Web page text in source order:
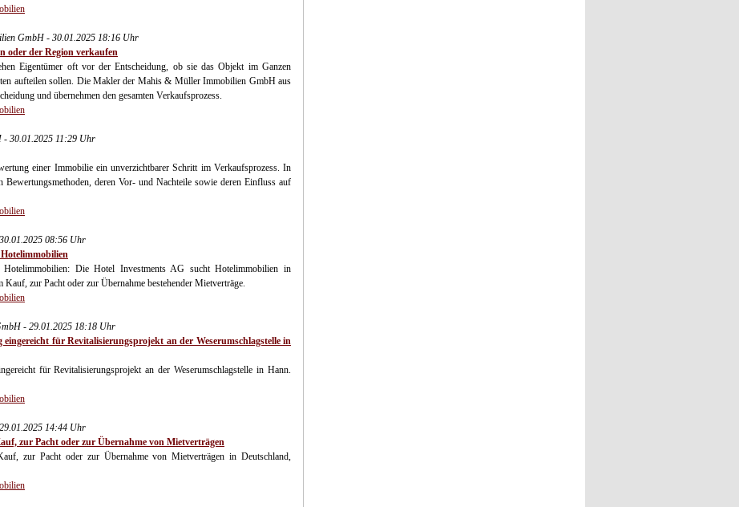
GmbH - 30.01.2025 18:16 Uhr
oder der Region verkaufen
Eigentümer oft vor der Entscheidung, ob sie das Objekt im Ganzen
aufteilen sollen. Die Makler der Mahis & Müller Immobilien GmbH aus
und übernehmen den gesamten Verkaufsprozess.
- 30.01.2025 11:29 Uhr
einer Immobilie ein unverzichtbarer Schritt im Verkaufsprozess. In
Bewertungsmethoden, deren Vor- und Nachteile sowie deren Einfluss auf
08:56 Uhr
Die Hotel Investments AG sucht Hotelimmobilien in
zur Pacht oder zur Übernahme bestehender Mietverträge.
- 29.01.2025 18:18 Uhr
für Revitalisierungsprojekt an der Weserumschlagstelle in
für Revitalisierungsprojekt an der Weserumschlagstelle in Hann.
14:44 Uhr
zur Pacht oder zur Übernahme von Mietverträgen
zur Pacht oder zur Übernahme von Mietverträgen in Deutschland,